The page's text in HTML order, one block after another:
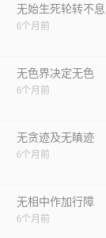
无始生死轮转不息
6个月前
无色界决定无色
6个月前
无贪迹及无瞋迹
6个月前
无相中作加行障
6个月前